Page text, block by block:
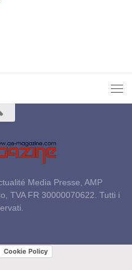
Media Presse, AMP
TVA FR 30000070622. Tutti i
Cookie Policy